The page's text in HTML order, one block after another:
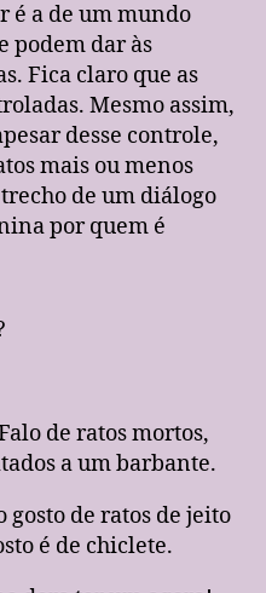
é a de um mundo
podem dar às
Fica claro que as
Mesmo assim,
desse controle,
mais ou menos
de um diálogo
por quem é
de ratos mortos,
a um barbante.
gosto de ratos de jeito
é de chiclete.